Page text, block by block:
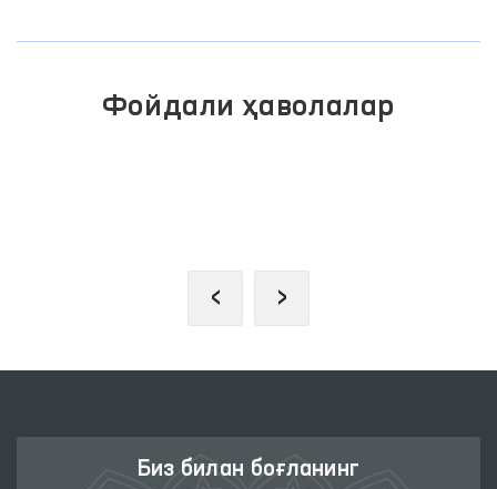
Фойдали ҳаволалар
‹ ›
Биз билан боғланинг